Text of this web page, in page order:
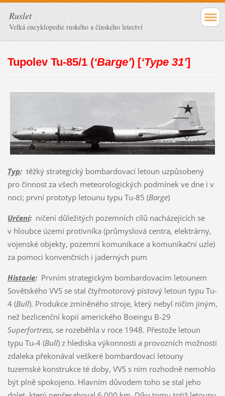
Ruslet
Velká encyklopedie ruského a čínského letectví
Tupolev Tu-85/1 (‘Barge’) [‘Type 31’]
Typ:těžký strategický bombardovací letoun uzpůsobený
pro činnost za všech meteorologických podmínek ve dne i v
noci; první prototyp letounu typu Tu-85 (Barge)
Určení:ničení důležitých pozemních cílů nacházejících se
v hloubce území protivníka (průmyslová centra, elektrárny,
vojenské objekty, pozemní komunikace a komunikační uzle)
za pomoci konvenčních i jaderných pum
Historie:Prvním strategickým bombardovacím letounem
Sovětského VVS se stal čtyřmotorový pístový letoun typu Tu-
4 (Bull). Produkce zmíněného stroje, který nebyl ničím jiným,
než bezlicenční kopií amerického Boeingu B-29
Superfortress, se rozeběhla v roce 1948. Přestože letoun
typu Tu-4 (Bull) z hlediska výkonnosti a provozních možností
zdaleka překonával veškeré bombardovací letouny
tuzemské konstrukce té doby, VVS s ním rozhodně nemohlo
být plně spokojeno. Hlavním důvodem toho se stal jeho